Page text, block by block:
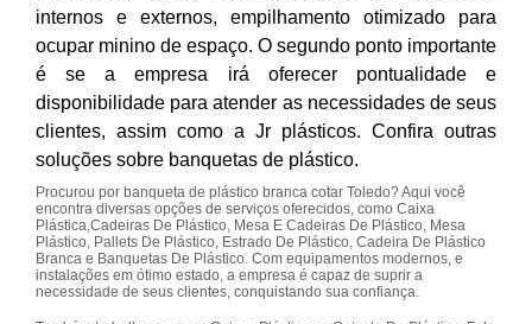
internos e externos, empilhamento otimizado para
ocupar minino de espaço. O segundo ponto importante
é se a empresa irá oferecer pontualidade e
disponibilidade para atender as necessidades de seus
clientes, assim como a Jr plásticos. Confira outras
soluções sobre banquetas de plástico.
Procurou por banqueta de plástico branca cotar Toledo? Aqui você
encontra diversas opções de serviços oferecidos, como Caixa
Plástica,Cadeiras De Plástico, Mesa E Cadeiras De Plástico, Mesa
Plástico, Pallets De Plástico, Estrado De Plástico, Cadeira De Plástico
Branca e Banquetas De Plástico. Com equipamentos modernos, e
instalações em ótimo estado, a empresa é capaz de suprir a
necessidade de seus clientes, conquistando sua confiança.